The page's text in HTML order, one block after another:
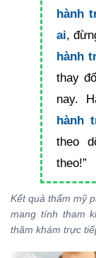
hành
ai,
hành
thay
nay.
hành
theo
theo!”
Kết quả thẩm mỹ
mang tính tham
thăm khám trực